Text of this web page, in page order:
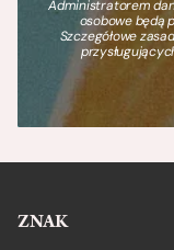
Administratorem
osobowe będą
Szczegółowe
ZNAK